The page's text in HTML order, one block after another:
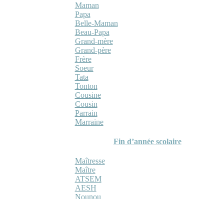
Maman
Papa
Belle-Maman
Beau-Papa
Grand-mère
Grand-père
Frère
Soeur
Tata
Tonton
Cousine
Cousin
Parrain
Marraine
Fin d’année scolaire
Maîtresse
Maître
ATSEM
AESH
Nounou